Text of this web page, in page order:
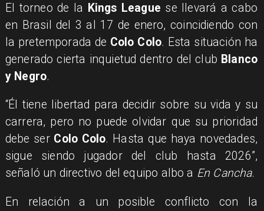
El torneo de la Kings League se llevará a cabo
en Brasil del 3 al 17 de enero, coincidiendo con
la pretemporada de Colo Colo. Esta situación ha
generado cierta inquietud dentro del club Blanco
y Negro.
“Él tiene libertad para decidir sobre su vida y su
carrera, pero no puede olvidar que su prioridad
debe ser Colo Colo. Hasta que haya novedades,
sigue siendo jugador del club hasta 2026”,
señaló un directivo del equipo albo a En Cancha.
En relación a un posible conflicto con la